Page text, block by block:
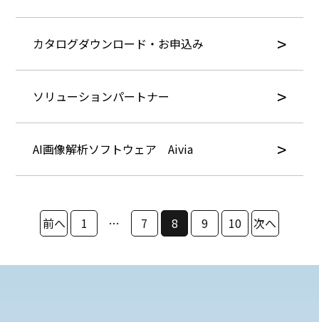
カタログダウンロード・お申込み
ソリューションパートナー
AI画像解析ソフトウェア Aivia
稿
前へ 1 … 7 8 9 10 次へ